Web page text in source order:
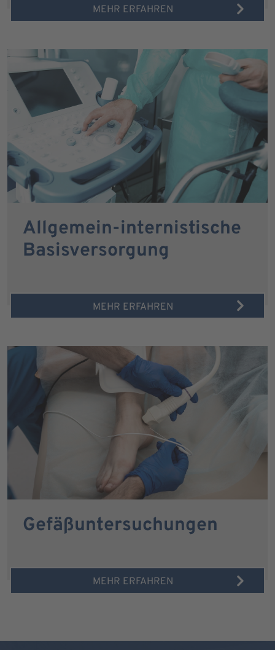
MEHR ERFAHREN
Allgemein-internistische
Basisversorgung
MEHR ERFAHREN
Gefäßuntersuchungen
MEHR ERFAHREN